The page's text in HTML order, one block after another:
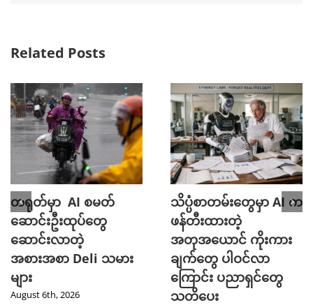
Related Posts
တရုတ်မှာ AI စမတ်
ဆောင်းဦးထုပ်တွေ
ဆောင်းလာတဲ့
အစားအစာ Deli သမား
များ
August 6th, 2026
သိပ္ပံစာတမ်းတွေမှာ AI က
ဖန်တီးထားတဲ့
အတုအယောင် ကိုးကား
ချက်တွေ ပါဝင်လာ
ကြောင်း ပညာရှင်တွေ
သတိပေး